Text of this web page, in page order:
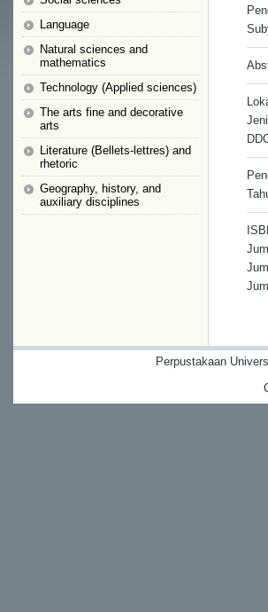
Language
Natural sciences and
mathematics
Technology (Applied sciences)
The arts fine and decorative
arts
Literature (Bellets-lettres) and
rhetoric
Geography, history, and
auxiliary disciplines
Perpustakaan